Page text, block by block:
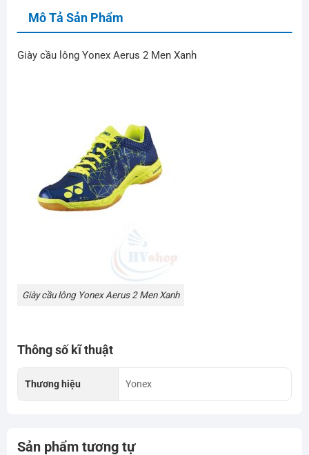
Mô Tả Sản Phẩm
Giày cầu lông Yonex Aerus 2 Men Xanh
Giày cầu lông Yonex Aerus 2 Men Xanh
Thông số kĩ thuật
Thương hiệu Yonex
Sản phẩm tương tự